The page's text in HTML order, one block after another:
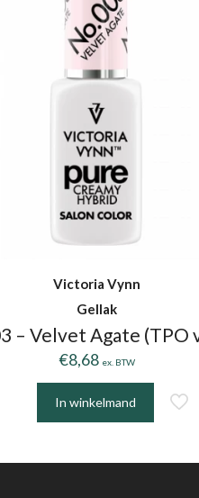
Victoria Vynn
Gellak
– Velvet Agate (TPO
€8,68 ex. BTW
In winkelmand